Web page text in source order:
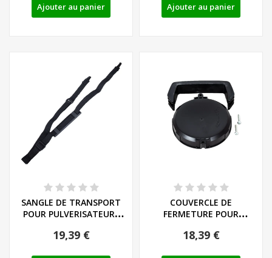
Ajouter au panier Ajouter au panier
SANGLE DE TRANSPORT
POUR PULVERISATEURS
19,39 €
COUVERCLE DE
FERMETURE POUR
PARKSIDE -...
18,39 €